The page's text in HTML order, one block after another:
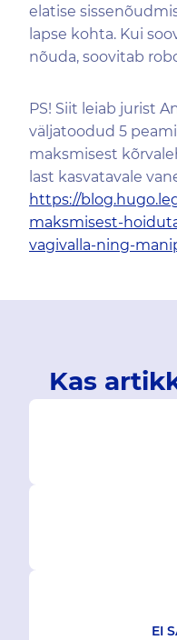
elatise
lapse kohta. Kui
nõuda, soovitab
PS! Siit leiab jurist
väljatoodud 5
maksmisest
last kasvatavale
https://
maksmisest-
vagivalla-ning-
Kas
EI